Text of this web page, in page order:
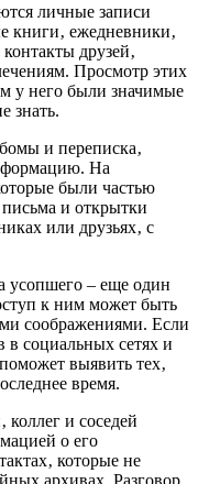
личные записи
книги‚ ежедневники‚
друзей‚
Просмотр этих
у него были значимые
знать.
и переписка‚
На
были частью
и открытки
или друзьях‚ с
усопшего – еще один
к ним может быть
соображениями. Если
в социальных сетях и
выявить тех‚
время.
и соседей
о его
которые не
архивах. Разговор